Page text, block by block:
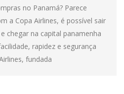
no Panamá? Parece
a Copa Airlines, é possível sair
chegar na capital panamenha
rapidez e segurança
fundada